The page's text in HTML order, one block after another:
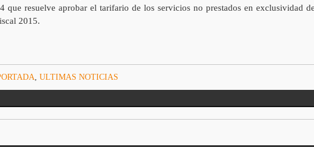
que resuelve aprobar el tarifario de los servicios no prestados en exclusividad
2015.
ULTIMAS NOTICIAS